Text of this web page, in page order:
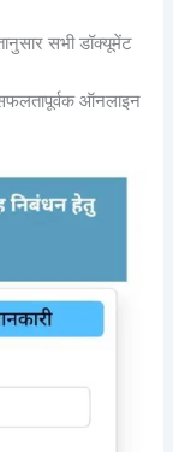
सभी डॉक्यूमेंट
ऑनलाइन